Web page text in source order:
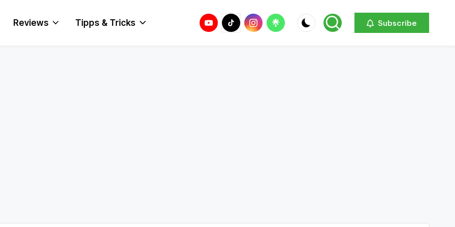
Reviews Tipps & Tricks Youtube
Tik
Tok
Instagram
Linktree Subscribe